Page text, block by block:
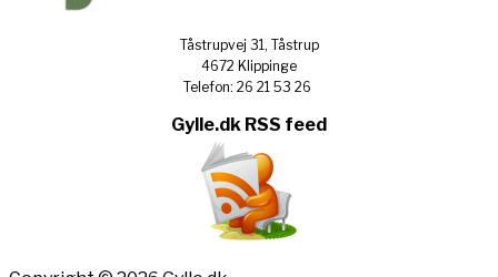
Tåstrupvej 31, Tåstrup
4672 Klippinge
Telefon: 26 21 53 26
Gylle.dk RSS feed